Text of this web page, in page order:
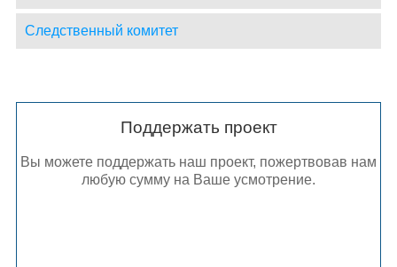
Следственный комитет
Поддержать проект
Вы можете поддержать наш проект, пожертвовав нам
любую сумму на Ваше усмотрение.